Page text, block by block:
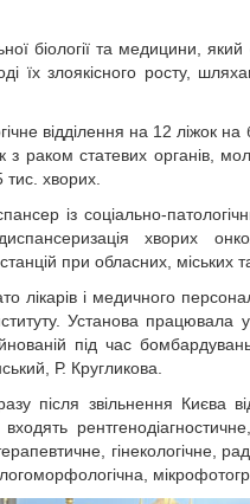
біології та медицини,
їх злоякісного росту,
відділення на 12 ліжок
з раком статевих органів,
хворих.
із соціально-
хворих
при обласних, міських
лікарів і медичного
Установа
під час
Р. Кругликова.
після звільнення
гінекологічне,